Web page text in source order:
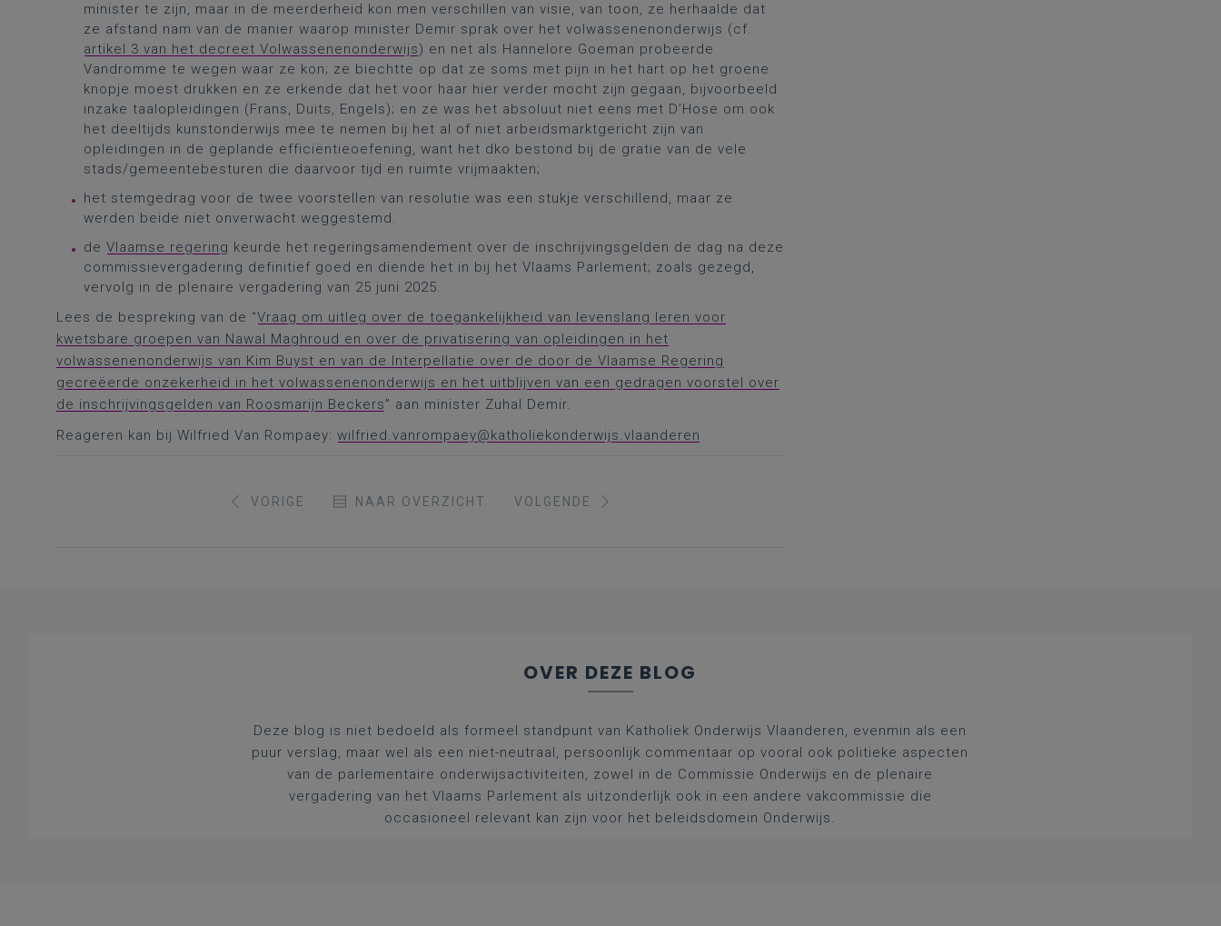
minister te zijn, maar in de meerderheid kon men verschillen van visie, van toon, ze herhaalde dat
ze afstand nam van de manier waarop minister Demir sprak over het volwassenenonderwijs (cf.
artikel 3 van het decreet Volwassenenonderwijs) en net als Hannelore Goeman probeerde
Vandromme te wegen waar ze kon; ze biechtte op dat ze soms met pijn in het hart op het groene
knopje moest drukken en ze erkende dat het voor haar hier verder mocht zijn gegaan, bijvoorbeeld
inzake taalopleidingen (Frans, Duits, Engels); en ze was het absoluut niet eens met D’Hose om ook
het deeltijds kunstonderwijs mee te nemen bij het al of niet arbeidsmarktgericht zijn van
opleidingen in de geplande efficiëntieoefening, want het dko bestond bij de gratie van de vele
stads/gemeentebesturen die daarvoor tijd en ruimte vrijmaakten;
het stemgedrag voor de twee voorstellen van resolutie was een stukje verschillend, maar ze
werden beide niet onverwacht weggestemd.
de Vlaamse regering keurde het regeringsamendement over de inschrijvingsgelden de dag na deze
commissievergadering definitief goed en diende het in bij het Vlaams Parlement; zoals gezegd,
vervolg in de plenaire vergadering van 25 juni 2025.
Lees de bespreking van de “Vraag om uitleg over de toegankelijkheid van levenslang leren voor
kwetsbare groepen van Nawal Maghroud en over de privatisering van opleidingen in het
volwassenenonderwijs van Kim Buyst en van de Interpellatie over de door de Vlaamse Regering
gecreëerde onzekerheid in het volwassenenonderwijs en het uitblijven van een gedragen voorstel over
de inschrijvingsgelden van Roosmarijn Beckers” aan minister Zuhal Demir.
Reageren kan bij Wilfried Van Rompaey: wilfried.vanrompaey@katholiekonderwijs.vlaanderen
VORIGE NAAR OVERZICHT VOLGENDE
OVER DEZE BLOG
Deze blog is niet bedoeld als formeel standpunt van Katholiek Onderwijs Vlaanderen, evenmin als een
puur verslag, maar wel als een niet-neutraal, persoonlijk commentaar op vooral ook politieke aspecten
van de parlementaire onderwijsactiviteiten, zowel in de Commissie Onderwijs en de plenaire
vergadering van het Vlaams Parlement als uitzonderlijk ook in een andere vakcommissie die
occasioneel relevant kan zijn voor het beleidsdomein Onderwijs.